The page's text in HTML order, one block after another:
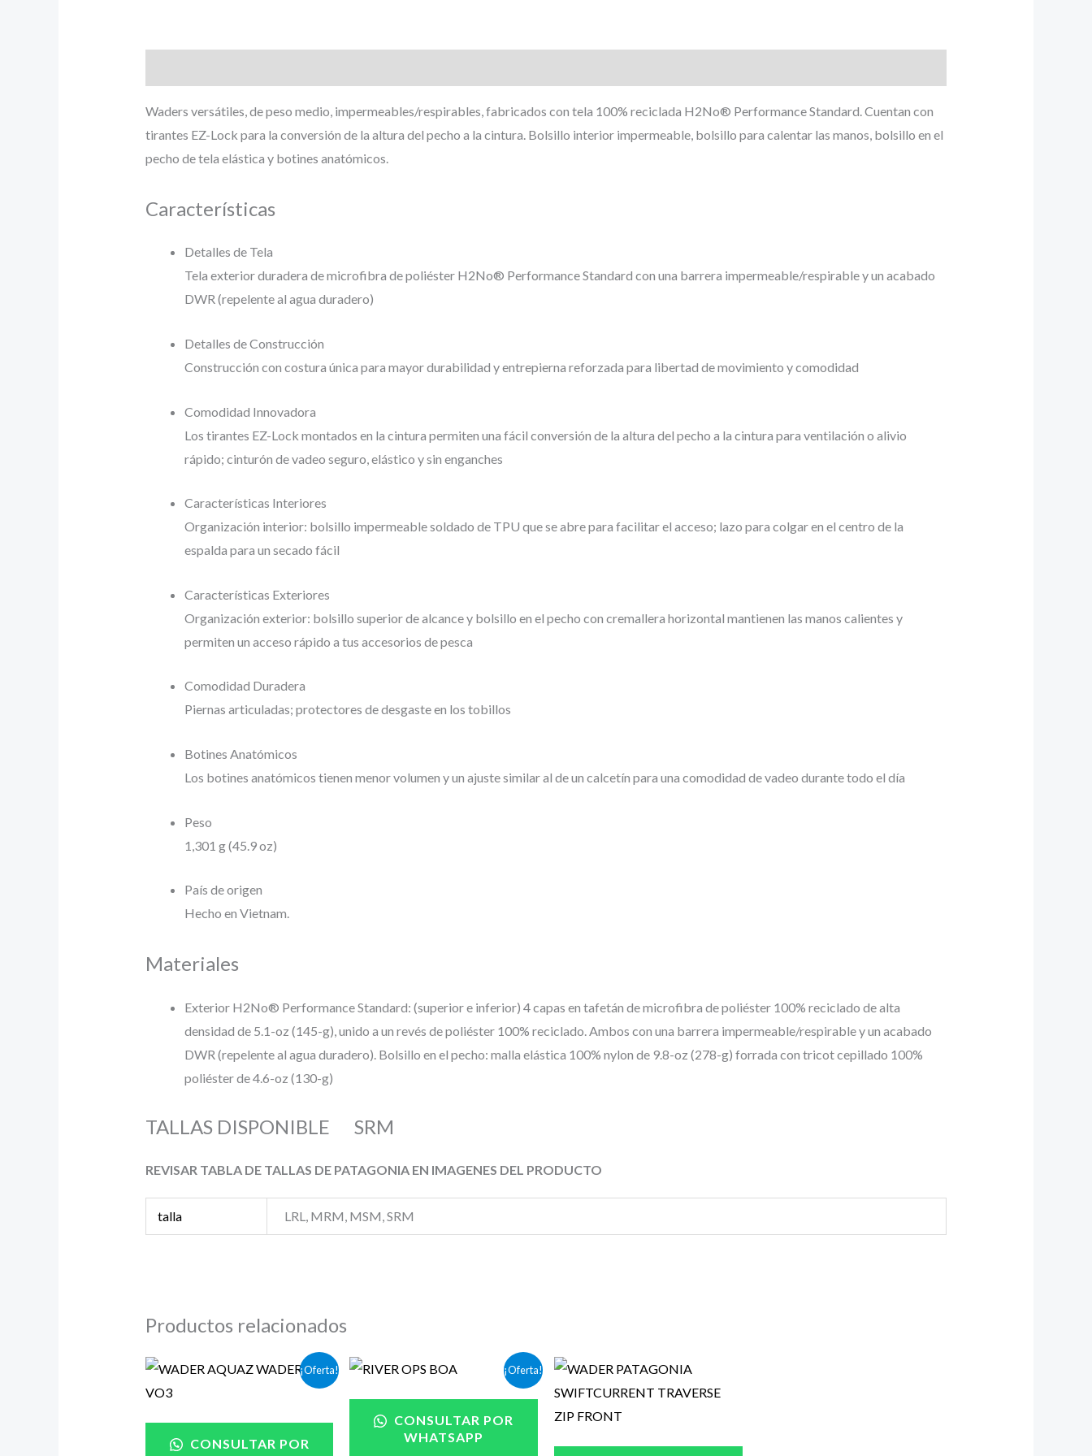
Waders versátiles, de peso medio, impermeables/respirables, fabricados con tela 100% reciclada H2No® Performance Standard. Cuentan con
tirantes EZ-Lock para la conversión de la altura del pecho a la cintura. Bolsillo interior impermeable, bolsillo para calentar las manos, bolsillo en el
pecho de tela elástica y botines anatómicos.
Características
Detalles de Tela
Tela exterior duradera de microfibra de poliéster H2No® Performance Standard con una barrera impermeable/respirable y un acabado
DWR (repelente al agua duradero)
Detalles de Construcción
Construcción con costura única para mayor durabilidad y entrepierna reforzada para libertad de movimiento y comodidad
Comodidad Innovadora
Los tirantes EZ-Lock montados en la cintura permiten una fácil conversión de la altura del pecho a la cintura para ventilación o alivio
rápido; cinturón de vadeo seguro, elástico y sin enganches
Características Interiores
Organización interior: bolsillo impermeable soldado de TPU que se abre para facilitar el acceso; lazo para colgar en el centro de la
espalda para un secado fácil
Características Exteriores
Organización exterior: bolsillo superior de alcance y bolsillo en el pecho con cremallera horizontal mantienen las manos calientes y
permiten un acceso rápido a tus accesorios de pesca
Comodidad Duradera
Piernas articuladas; protectores de desgaste en los tobillos
Botines Anatómicos
Los botines anatómicos tienen menor volumen y un ajuste similar al de un calcetín para una comodidad de vadeo durante todo el día
Peso
1,301 g (45.9 oz)
País de origen
Hecho en Vietnam.
Materiales
Exterior H2No® Performance Standard: (superior e inferior) 4 capas en tafetán de microfibra de poliéster 100% reciclado de alta
densidad de 5.1-oz (145-g), unido a un revés de poliéster 100% reciclado. Ambos con una barrera impermeable/respirable y un acabado
DWR (repelente al agua duradero). Bolsillo en el pecho: malla elástica 100% nylon de 9.8-oz (278-g) forrada con tricot cepillado 100%
poliéster de 4.6-oz (130-g)
TALLAS DISPONIBLE SRM
REVISAR TABLA DE TALLAS DE PATAGONIA EN IMAGENES DEL PRODUCTO
talla LRL, MRM, MSM, SRM
Productos relacionados
¡Oferta!
CONSULTAR POR
El
precio
$369.000.
El
precio
$259.000.
¡Oferta!
CONSULTAR POR
WHATSAPP
El
precio
$365.000.
El
precio
$315.000.